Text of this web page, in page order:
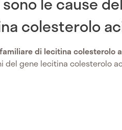
colesterolo
di lecitina colesterolo
del gene lecitina colesterolo